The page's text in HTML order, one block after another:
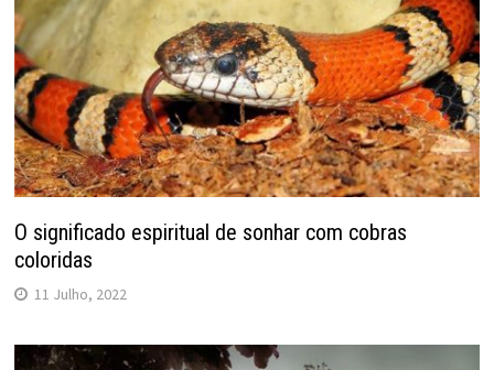
O significado espiritual de sonhar com cobras
coloridas
11 Julho, 2022